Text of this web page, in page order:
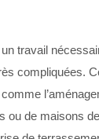
travail
compliquées.
ou de maisons